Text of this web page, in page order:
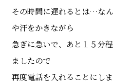
その時間に遅れるとは…な
や汗をかきながら
急ぎに急いで、あと１５分
ましたので
再度電話を入れることにしま